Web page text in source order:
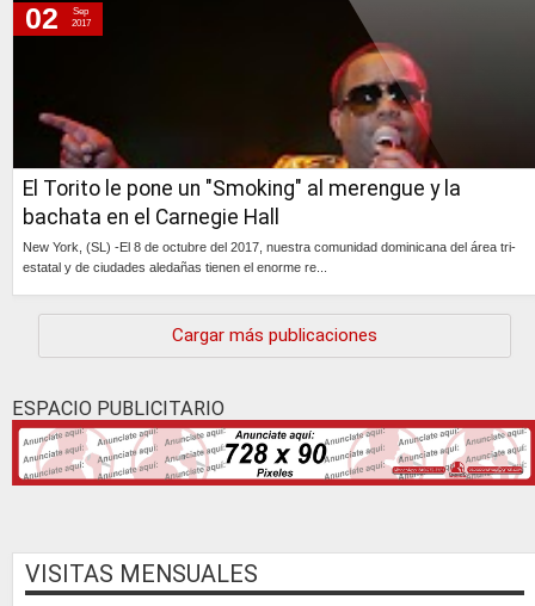
El Torito le pone un "Smoking" al merengue y la
bachata en el Carnegie Hall
New York, (SL) -El 8 de octubre del 2017, nuestra comunidad dominicana del área tri-
estatal y de ciudades aledañas tienen el enorme re...
02
Sep
2017
Cargar más publicaciones
ESPACIO PUBLICITARIO
VISITAS MENSUALES